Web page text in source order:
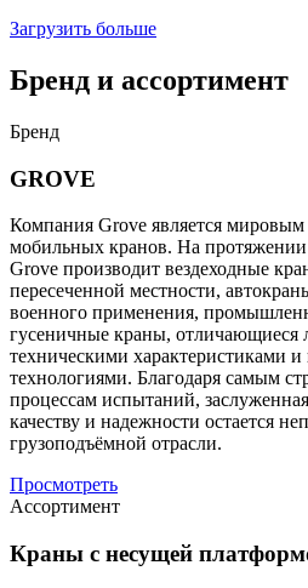
Загрузить больше
Бренд и ассортимент
Бренд
GROVE
Компания Grove является мировым
мобильных кранов. На протяжении
Grove производит вездеходные
пересеченной местности,
военного применения,
гусеничные краны, отличающиеся
техническими характеристиками
технологиями. Благодаря самым
процессам испытаний,
качеству и надежности остается
грузоподъёмной отрасли.
Просмотреть
Ассортимент
Краны с несущей